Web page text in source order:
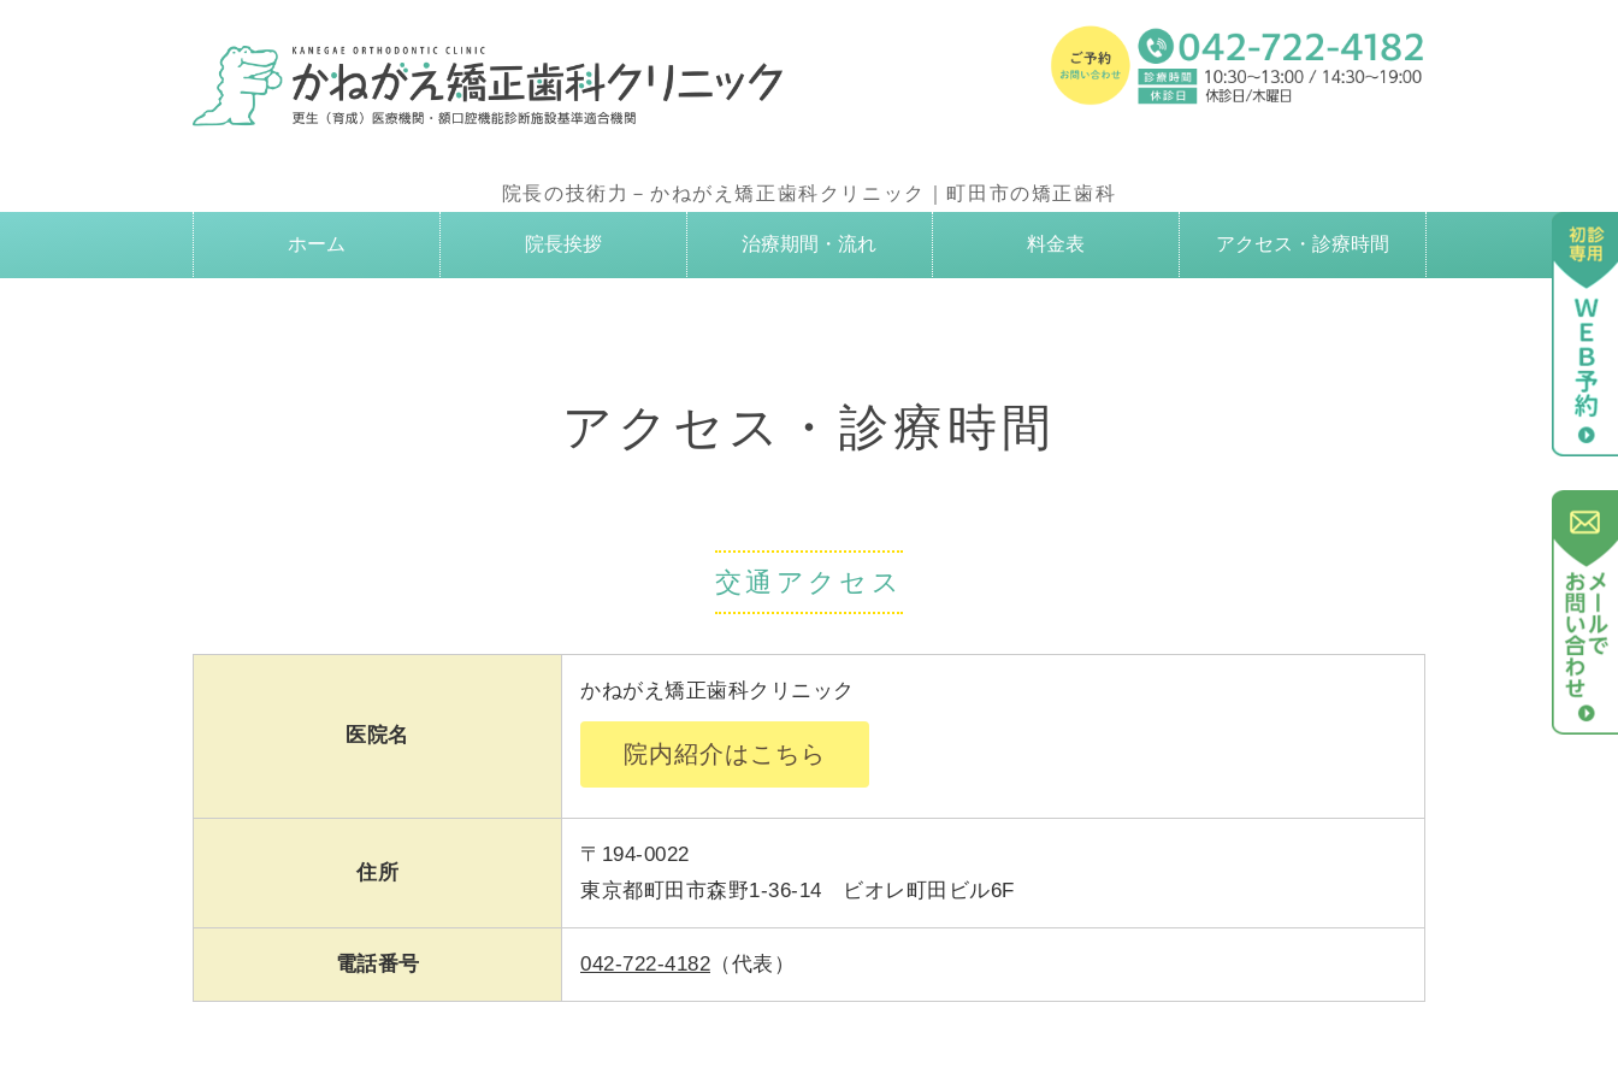
かねがえ矯正歯科クリニック｜東京都町田市
院長の技術力－かねがえ矯正歯科クリニック｜町田市の矯正歯科
ホーム 院長挨拶 治療期間・流れ 料金表 アクセス・診療時間
アクセス・診療時間
交通アクセス
医院名
かねがえ矯正歯科クリニック
院内紹介はこちら
住所
〒194-0022
東京都町田市森野1-36-14 ビオレ町田ビル6F
電話番号 042-722-4182 （代表）